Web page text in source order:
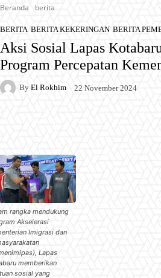
Beranda berita
BERITA BERITA KEKERINGAN BERITA
Aksi Sosial Lapas
Program Percepatan
By El Rokhim 22 November 2024
rangka mendukung
Akselerasi
Imigrasi dan
Lapas
memberikan
sosial yang